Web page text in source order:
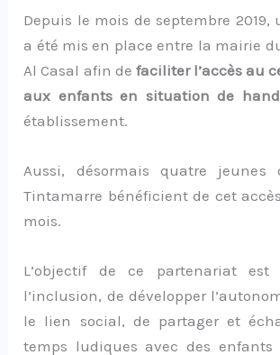
Depuis le mois de septembre
a été mis en place entre la mairie
Al Casal afin de faciliter l’accès au
aux enfants en situation de
établissement.
Aussi, désormais quatre jeunes
Tintamarre bénéficient de cet
mois.
L’objectif de ce partenariat est
l’inclusion, de développer
le lien social, de partager et
temps ludiques avec des enfants